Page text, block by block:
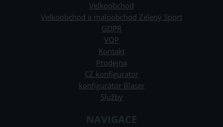
Velkoobchod
Velkoobchod a maloobchod Zelený Sport
GDPR
VOP
Kontakt
Prodejna
CZ konfigurator
konfigurátor Blaser
Služby
NAVIGACE